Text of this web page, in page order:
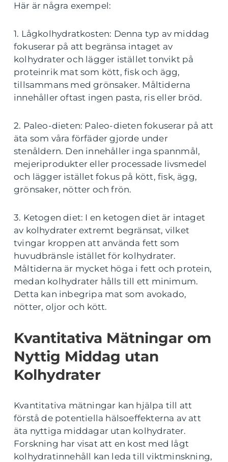
Här är några exempel:
1. Lågkolhydratkosten: Denna typ av middag
fokuserar på att begränsa intaget av
kolhydrater och lägger istället tonvikt på
proteinrik mat som kött, fisk och ägg,
tillsammans med grönsaker. Måltiderna
innehåller oftast ingen pasta, ris eller bröd.
2. Paleo-dieten: Paleo-dieten fokuserar på att
äta som våra förfäder gjorde under
stenåldern. Den innehåller inga spannmål,
mejeriprodukter eller processade livsmedel
och lägger istället fokus på kött, fisk, ägg,
grönsaker, nötter och frön.
3. Ketogen diet: I en ketogen diet är intaget
av kolhydrater extremt begränsat, vilket
tvingar kroppen att använda fett som
huvudbränsle istället för kolhydrater.
Måltiderna är mycket höga i fett och protein,
medan kolhydrater hålls till ett minimum.
Detta kan inbegripa mat som avokado,
nötter, oljor och kött.
Kvantitativa Mätningar om
Nyttig Middag utan
Kolhydrater
Kvantitativa mätningar kan hjälpa till att
förstå de potentiella hälsoeffekterna av att
äta nyttiga middagar utan kolhydrater.
Forskning har visat att en kost med lågt
kolhydratinnehåll kan leda till viktminskning,